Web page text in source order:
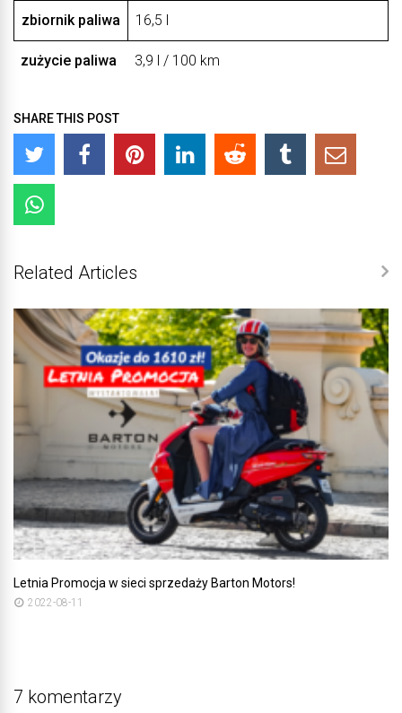
zbiornik paliwa 16,5 l
zużycie paliwa 3,9 l / 100 km
SHARE THIS POST
Related Articles
Letnia Promocja w sieci sprzedaży Barton Motors!
2022-08-11
7 komentarzy